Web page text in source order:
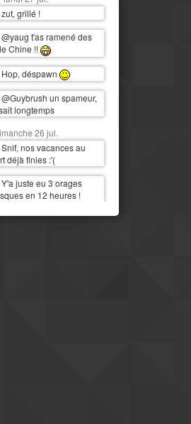
zut, grillé !
@yaug t'as ramené des
Chine !!
Hop, déspawn
@Guybrush un spameur,
longtemps
26 jul.
Snif, nos vacances au
déjà finies :'(
Y'a juste eu 3 orages
en 12 heures !
c'était juste de la pluie !